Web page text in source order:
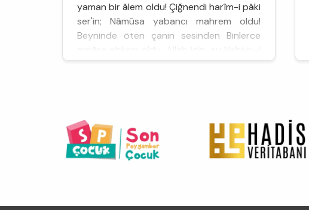
yaman bir âlem oldu! Çiğnendi harîm-i pâki
ser'in; Nâmûsa yabancı mahrem oldu!
Beyninde öten çanın sesinden Binlerce
ma’sûm, İslâm'ı bırakma böyle bîkes, İslâm'ı